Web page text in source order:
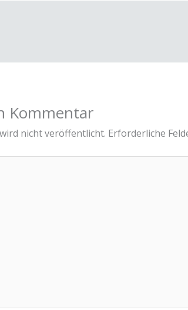
Kommentar
nicht veröffentlicht. Erforderliche